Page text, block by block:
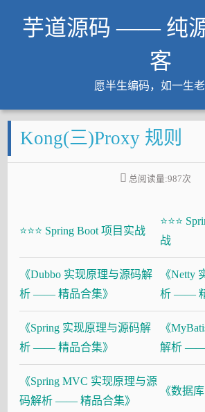
芋道源码 —— 纯
客
愿半生编码，如一生老
文章
知识星球
Github
友链
大厂面试必备
Java 超神之路
Kong(三)Proxy 规则
总阅读量:987次
⭐⭐⭐ Spring Boot 项目实战
⭐⭐⭐
战
《Dubbo 实现原理与源码解
析 —— 精品合集》
《Netty
析 ——
《Spring 实现原理与源码解
析 —— 精品合集》
《
解析 ——
《Spring MVC 实现原理与源
码解析 —— 精品合集》
《数据